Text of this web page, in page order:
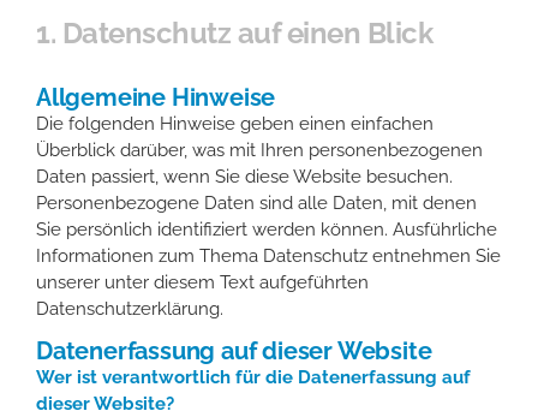
Datenschutzerklärung
Suche
nach:
1. Datenschutz auf einen Blick
Allgemeine Hinweise
Die folgenden Hinweise geben einen einfachen
Überblick darüber, was mit Ihren personenbezogenen
Daten passiert, wenn Sie diese Website besuchen.
Personenbezogene Daten sind alle Daten, mit denen
Sie persönlich identifiziert werden können. Ausführliche
Informationen zum Thema Datenschutz entnehmen Sie
unserer unter diesem Text aufgeführten
Datenschutzerklärung.
Datenerfassung auf dieser Website
Wer ist verantwortlich für die Datenerfassung auf
dieser Website?